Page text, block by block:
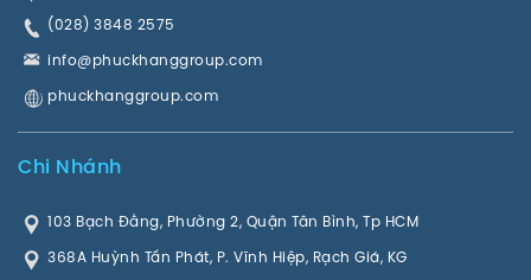
(028) 3848 2575
info@phuckhanggroup.com
phuckhanggroup.com
Chi Nhánh
103 Bạch Đằng, Phường 2, Quận Tân Bình, Tp HCM
368A Huỳnh Tấn Phát, P. Vĩnh Hiệp, Rạch Giá, KG